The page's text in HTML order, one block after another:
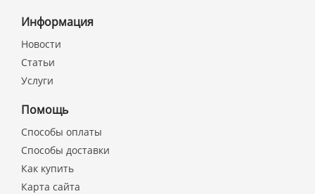
Информация
Новости
Статьи
Услуги
Помощь
Способы оплаты
Способы доставки
Как купить
Карта сайта